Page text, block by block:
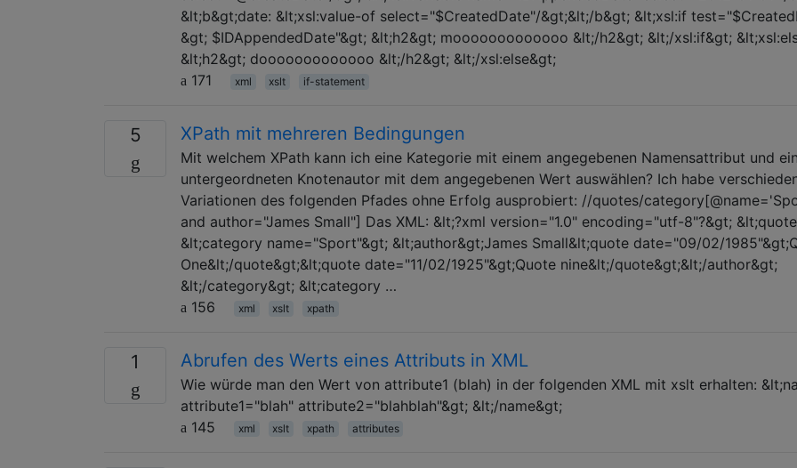
&lt;b&gt;date: &lt;xsl:value-of select="$CreatedDate"/&gt;&lt;/b&gt; &lt;xsl:if
&gt; $IDAppendedDate"&gt; &lt;h2&gt; mooooooooooooo &lt;/h2&gt; &lt;/xsl:if&gt;
&lt;h2&gt; dooooooooooooo &lt;/h2&gt; &lt;/xsl:else&gt;
171
xml xslt if-statement
5 XPath mit mehreren Bedingungen
Mit welchem ​​XPath kann ich eine Kategorie mit einem angegebenen Namensattribut und
untergeordneten Knotenautor mit dem angegebenen Wert auswählen? Ich habe
Variationen des folgenden Pfades ohne Erfolg ausprobiert: //quotes/
and author="James Small"] Das XML: &lt;?xml version="1.0" encoding="utf-8"?&gt;
&lt;category name="Sport"&gt; &lt;author&gt;James Small&lt;quote date="09/02/
One&lt;/quote&gt;&lt;quote date="11/02/1925"&gt;Quote nine&lt;/quote&gt;&lt;/author&gt;
&lt;/category&gt; &lt;category …
156
xml xslt xpath
1 Abrufen des Werts eines Attributs in XML
Wie würde man den Wert von attribute1 (blah) in der folgenden XML mit xslt erhalten:
attribute1="blah" attribute2="blahblah"&gt; &lt;/name&gt;
145
xml xslt xpath attributes